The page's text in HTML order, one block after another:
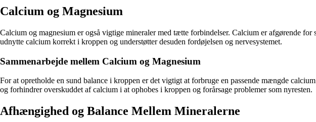
Calcium og Magnesium
Calcium og magnesium er også vigtige mineraler med tætte forbindelser. Calcium er afgørende
udnytte calcium korrekt i kroppen og understøtter desuden fordøjelsen og nervesystemet.
Sammenarbejde mellem Calcium og Magnesium
For at opretholde en sund balance i kroppen er det vigtigt at forbruge en passende mængde
og forhindrer overskuddet af calcium i at ophobes i kroppen og forårsage problemer som nyresten.
Afhængighed og Balance Mellem Mineralerne